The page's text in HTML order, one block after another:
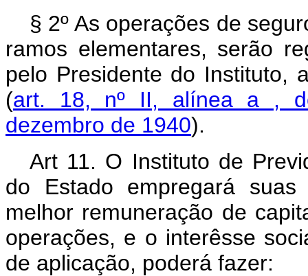
§ 2º As operações de
ramos elementares, serão
pelo Presidente do Instituto,
(art. 18, nº II, alínea a ,
dezembro de 1940).
Art 11. O Instituto de
do Estado empregará
melhor remuneração de
operações, e o interêsse
de aplicação, poderá fazer: